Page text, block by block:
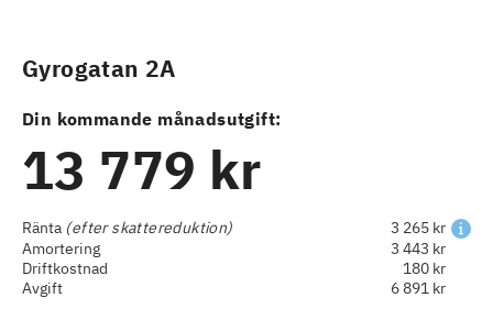
Gyrogatan 2A
Din kommande månadsutgift:
13 779 kr
Ränta (efter skattereduktion)
3 265 kr
Amortering
3 443 kr
Driftkostnad
180 kr
Avgift
6 891 kr